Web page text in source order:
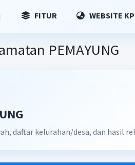
FITUR WEBSITE
PEMAYUNG
daftar kelurahan/desa, dan hasil